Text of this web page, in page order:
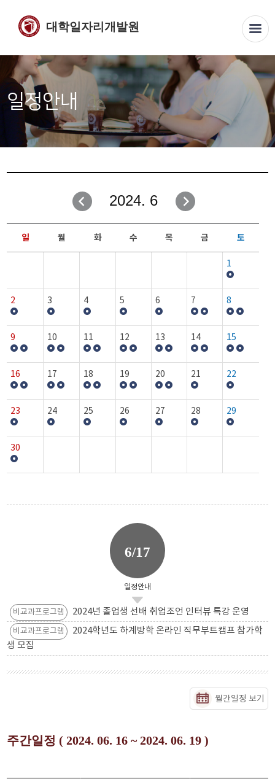
대학일자리개발원
일정안내
2024. 6
일 월 화 수 목 금 토
1
2 3 4 5 6 7 8
9 10 11 12 13 14 15
16 17 18 19 20 21 22
23 24 25 26 27 28 29
30
6/17
일정안내
비교과프로그램 2024년 졸업생 선배 취업조언 인터뷰 특강 운영
비교과프로그램
2024학년도 하계방학 온라인 직무부트캠프 참가학
생 모집
월간일정 보기
주간일정 ( 2024. 06. 16 ~ 2024. 06. 19 )